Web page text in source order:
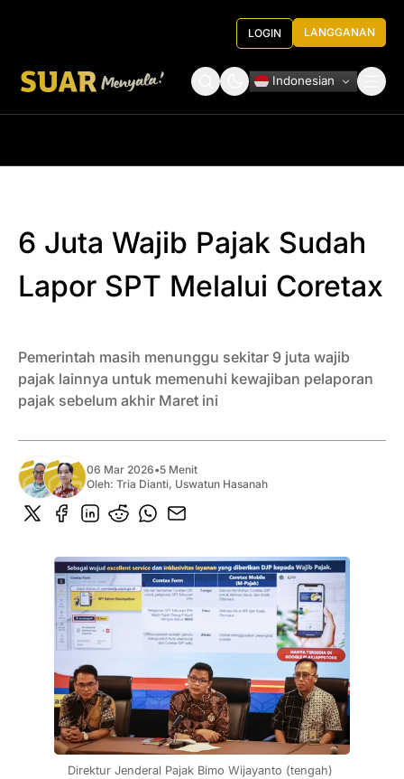
LOGIN LANGGANAN
Indonesian
6 Juta Wajib Pajak Sudah
Lapor SPT Melalui Coretax
Pemerintah masih menunggu sekitar 9 juta wajib
pajak lainnya untuk memenuhi kewajiban pelaporan
pajak sebelum akhir Maret ini
06 Mar 2026•5 Menit
Oleh: Tria Dianti, Uswatun Hasanah
Direktur Jenderal Pajak Bimo Wijayanto (tengah)